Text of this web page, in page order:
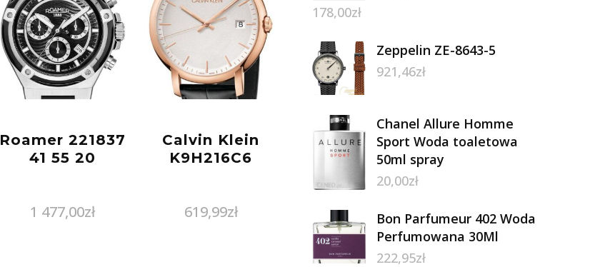
Roamer 221837
41 55 20
1 477,00zł
Calvin Klein
K9H216C6
619,99zł
178,00zł
Zeppelin ZE-8643-5
921,46zł
Chanel Allure Homme
Sport Woda toaletowa
50ml spray
20,00zł
Bon Parfumeur 402 Woda
Perfumowana 30Ml
222,95zł